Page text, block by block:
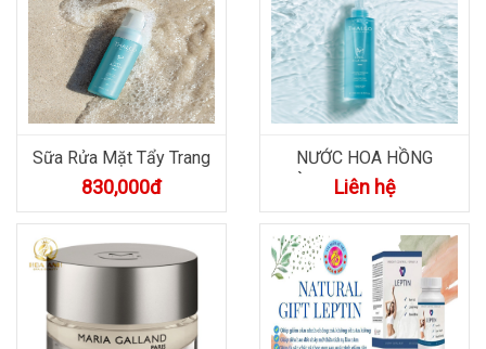
Thông tin chi tiết
Sữa Rửa Mặt Tẩy Trang
Thalgo Foaming
830,000đ
Thông tin chi tiết
NƯỚC HOA HỒNG
DÀNH CHO MỌI LOẠI
Liên hệ